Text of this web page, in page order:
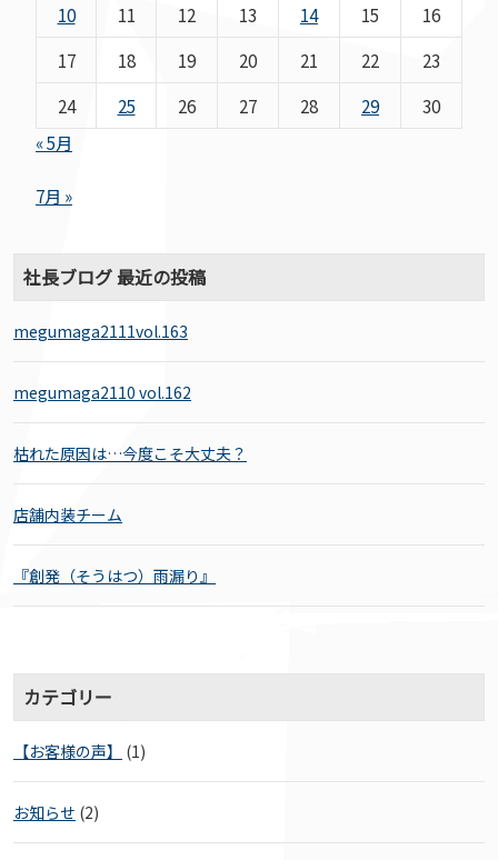
10 11 12 13 14 15
16
17
18 19 20 21 22
23
24
25 26 27 28 29
30
« 5月
7月 »
社長ブログ 最近の投稿
megumaga2111vol.163
megumaga2110 vol.162
枯れた原因は…今度こそ大丈夫？
店舗内装チーム
『創発（そうはつ）雨漏り』
カテゴリー
【お客様の声】 (1)
お知らせ (2)